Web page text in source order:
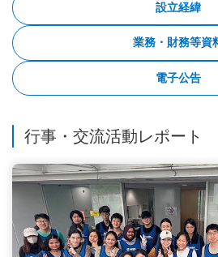
設立経緯
業務・財務等資
電子公告
行事・交流活動レポート